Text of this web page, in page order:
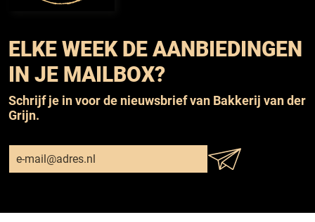
ELKE WEEK DE AANBIEDINGEN
IN JE MAILBOX?
Schrijf je in voor de nieuwsbrief van Bakkerij van der
Grijn.